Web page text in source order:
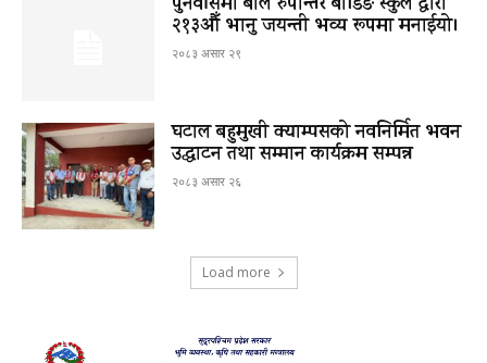
२१३औँ भानु जयन्ती भव्य रूपमा मनाईयो।
२०८३ असार २९
घटाल बहुमुखी क्याम्पसको नवनिर्मित भवन
उद्घाटन तथा सम्मान कार्यक्रम सम्पन्न
२०८३ असार २६
Load more